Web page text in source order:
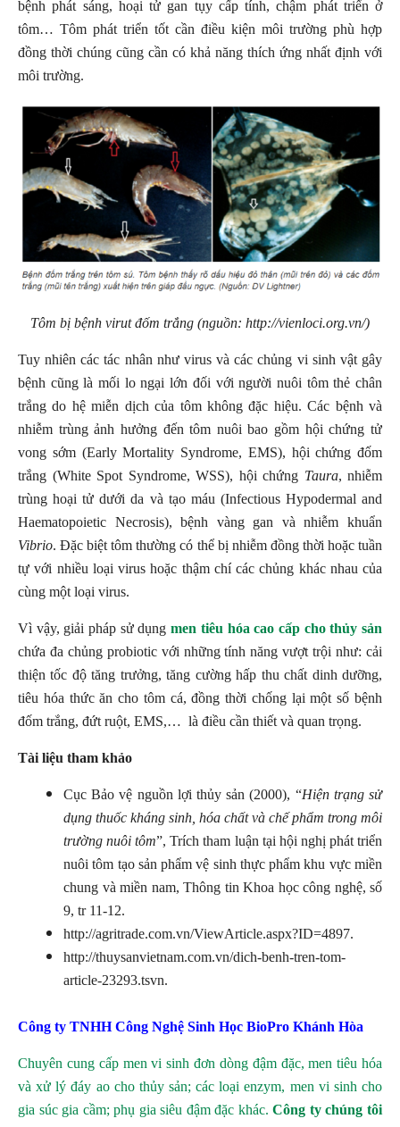
bệnh phát sáng, hoại tử gan tụy cấp tính, chậm phát triển ở
tôm… Tôm phát triển tốt cần điều kiện môi trường phù hợp
đồng thời chúng cũng cần có khả năng thích ứng nhất định với
môi trường.
Tôm bị bệnh virut đốm trắng (nguồn: http://vienloci.org.vn/)
Tuy nhiên các tác nhân như virus và các chủng vi sinh vật gây
bệnh cũng là mối lo ngại lớn đối với người nuôi tôm thẻ chân
trắng do hệ miễn dịch của tôm không đặc hiệu. Các bệnh và
nhiễm trùng ảnh hưởng đến tôm nuôi bao gồm hội chứng tử
vong sớm (Early Mortality Syndrome, EMS), hội chứng đốm
trắng (White Spot Syndrome, WSS), hội chứng Taura, nhiễm
trùng hoại tử dưới da và tạo máu (Infectious Hypodermal and
Haematopoietic Necrosis), bệnh vàng gan và nhiễm khuẩn
Vibrio. Đặc biệt tôm thường có thể bị nhiễm đồng thời hoặc tuần
tự với nhiều loại virus hoặc thậm chí các chủng khác nhau của
cùng một loại virus.
Vì vậy, giải pháp sử dụngmen tiêu hóa cao cấp cho thủy sản
chứa đa chủng probiotic với những tính năng vượt trội như: cải
thiện tốc độ tăng trưởng, tăng cường hấp thu chất dinh dưỡng,
tiêu hóa thức ăn cho tôm cá, đồng thời chống lại một số bệnh
đốm trắng, đứt ruột, EMS,… là điều cần thiết và quan trọng.
Tài liệu tham khảo
Cục Bảo vệ nguồn lợi thủy sản (2000), “Hiện trạng sử
dụng thuốc kháng sinh, hóa chất và chế phẩm trong môi
trường nuôi tôm”, Trích tham luận tại hội nghị phát triển
nuôi tôm tạo sản phẩm vệ sinh thực phẩm khu vực miền
chung và miền nam, Thông tin Khoa học công nghệ, số
9, tr 11-12.
http://agritrade.com.vn/ViewArticle.aspx?ID=4897.
http://thuysanvietnam.com.vn/dich-benh-tren-tom-
article-23293.tsvn.
Công ty TNHH Công Nghệ Sinh Học BioPro Khánh Hòa
Chuyên cung cấp men vi sinh đơn dòng đậm đặc, men tiêu hóa
và xử lý đáy ao cho thủy sản; các loại enzym, men vi sinh cho
gia súc gia cầm; phụ gia siêu đậm đặc khác.Công ty chúng tôi